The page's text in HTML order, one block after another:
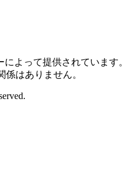
によって提供されています。
はありません。